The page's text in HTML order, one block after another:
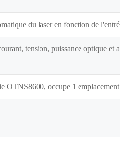
du laser en fonction de
tension, puissance optique et
OTNS8600, occupe 1 emplacement